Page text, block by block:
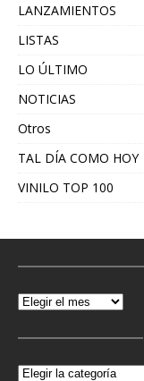
LANZAMIENTOS
LISTAS
LO ÚLTIMO
NOTICIAS
Otros
TAL DÍA COMO HOY
VINILO TOP 100